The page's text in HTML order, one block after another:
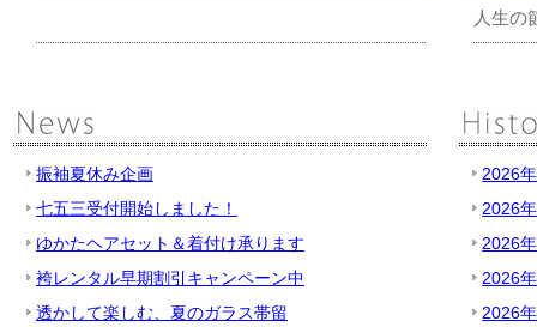
人生の
振袖夏休み企画
七五三受付開始しました！
ゆかたヘアセット＆着付け承ります
袴レンタル早期割引キャンペーン中
透かして楽しむ、夏のガラス帯留
2026
2026
2026
2026
2026